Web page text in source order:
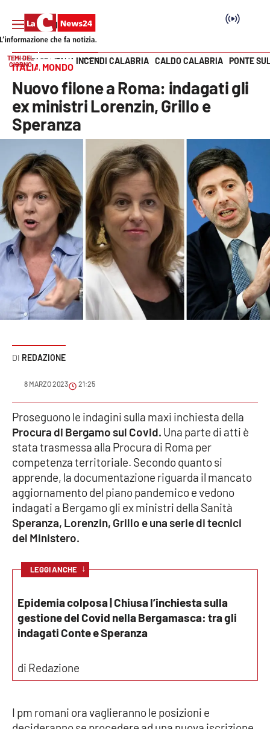
SEZIONI
Cronaca
Politica
Attualità
Economia e lavoro
Italia Mondo
Sanità
Sport
Meteo
Editoriali
VIDEO
Ambiente
Cronaca
Cultura
Economia e Lavoro
Politica
Sport
Vai
TEMI DEL
GIORNO
INCENDI CALABRIA CALDO CALABRIA PONTE
HOME PAGE ITALIA MONDO
ITALIA MONDO
Nuovo filone a Roma: indagati gli
ex ministri Lorenzin, Grillo e
Speranza
REDAZIONE
8 MARZO 2023 21:25
Proseguono le indagini sulla maxi inchiesta della
Procura di Bergamo sul Covid. Una parte di atti è
stata trasmessa alla Procura di Roma per
competenza territoriale. Secondo quanto si
apprende, la documentazione riguarda il mancato
aggiornamento del piano pandemico e vedono
indagati a Bergamo gli ex ministri della Sanità
Speranza, Lorenzin, Grillo e una serie di tecnici
del Ministero.
LEGGI ANCHE ↓
Epidemia colposa | Chiusa l’inchiesta sulla
gestione del Covid nella Bergamasca: tra gli
indagati Conte e Speranza
di Redazione
I pm romani ora vaglieranno le posizioni e